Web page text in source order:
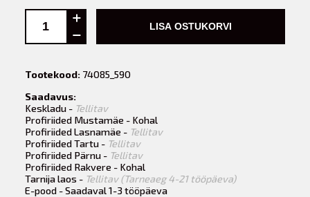
LISA OSTUKORVI
Tootekood:74085_590
Saadavus:
Keskladu - Tellitav
Profiriided Mustamäe - Kohal
Profiriided Lasnamäe - Tellitav
Profiriided Tartu - Tellitav
Profiriided Pärnu - Tellitav
Profiriided Rakvere - Kohal
Tarnija laos - Tellitav (Tarneaeg 4-21 tööpäeva)
E-pood - Saadaval 1-3 tööpäeva